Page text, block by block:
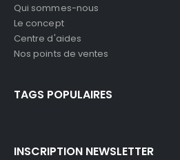
Qui sommes-nous
Le concept
Centre d'aides
Nos points de ventes
TAGS POPULAIRES
INSCRIPTION NEWSLETTER